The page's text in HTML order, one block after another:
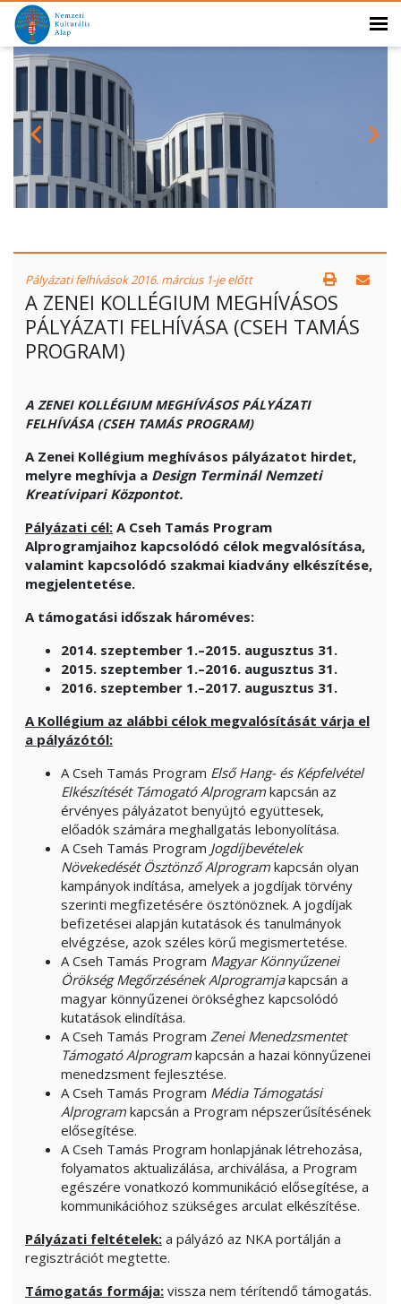
Pályázati felhívások 2016. március 1-je előtt
A ZENEI KOLLÉGIUM MEGHÍVÁSOS
PÁLYÁZATI FELHÍVÁSA (CSEH TAMÁS
PROGRAM)
A ZENEI KOLLÉGIUM MEGHÍVÁSOS PÁLYÁZATI
FELHÍVÁSA (CSEH TAMÁS PROGRAM)
A Zenei Kollégium meghívásos pályázatot hirdet,
melyre meghívja a Design Terminál Nemzeti
Kreatívipari Központot.
Pályázati cél: A Cseh Tamás Program
Alprogramjaihoz kapcsolódó célok megvalósítása,
valamint kapcsolódó szakmai kiadvány elkészítése,
megjelentetése.
A támogatási időszak hároméves:
2014. szeptember 1.–2015. augusztus 31.
2015. szeptember 1.–2016. augusztus 31.
2016. szeptember 1.–2017. augusztus 31.
A Kollégium az alábbi célok megvalósítását várja el
a pályázótól:
A Cseh Tamás Program Első Hang- és Képfelvétel
Elkészítését Támogató Alprogram kapcsán az
érvényes pályázatot benyújtó együttesek,
előadók számára meghallgatás lebonyolítása.
A Cseh Tamás Program Jogdíjbevételek
Növekedését Ösztönző Alprogram kapcsán olyan
kampányok indítása, amelyek a jogdíjak törvény
szerinti megfizetésére ösztönöznek. A jogdíjak
befizetései alapján kutatások és tanulmányok
elvégzése, azok széles körű megismertetése.
A Cseh Tamás Program Magyar Könnyűzenei
Örökség Megőrzésének Alprogramjakapcsán a
magyar könnyűzenei örökséghez kapcsolódó
kutatások elindítása.
A Cseh Tamás Program Zenei Menedzsmentet
Támogató Alprogram kapcsán a hazai könnyűzenei
menedzsment fejlesztése.
A Cseh Tamás Program Média Támogatási
Alprogram kapcsán a Program népszerűsítésének
elősegítése.
A Cseh Tamás Program honlapjának létrehozása,
folyamatos aktualizálása, archiválása, a Program
egészére vonatkozó kommunikáció elősegítése, a
kommunikációhoz szükséges arculat elkészítése.
Pályázati feltételek: a pályázó az NKA portálján a
regisztrációt megtette.
Támogatás formája: vissza nem térítendő támogatás.